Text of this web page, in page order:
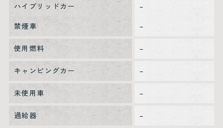
ハイブリッドカー
–
禁煙車
–
使用燃料 –
キャンピングカー –
未使用車 –
過給器 –